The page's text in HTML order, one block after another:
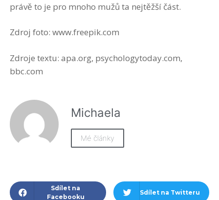
právě to je pro mnoho mužů ta nejtěžší část.
Zdroj foto: www.freepik.com
Zdroje textu: apa.org, psychologytoday.com,
bbc.com
Michaela
Mé články
Sdílet na
Facebooku
Sdílet na Twitteru